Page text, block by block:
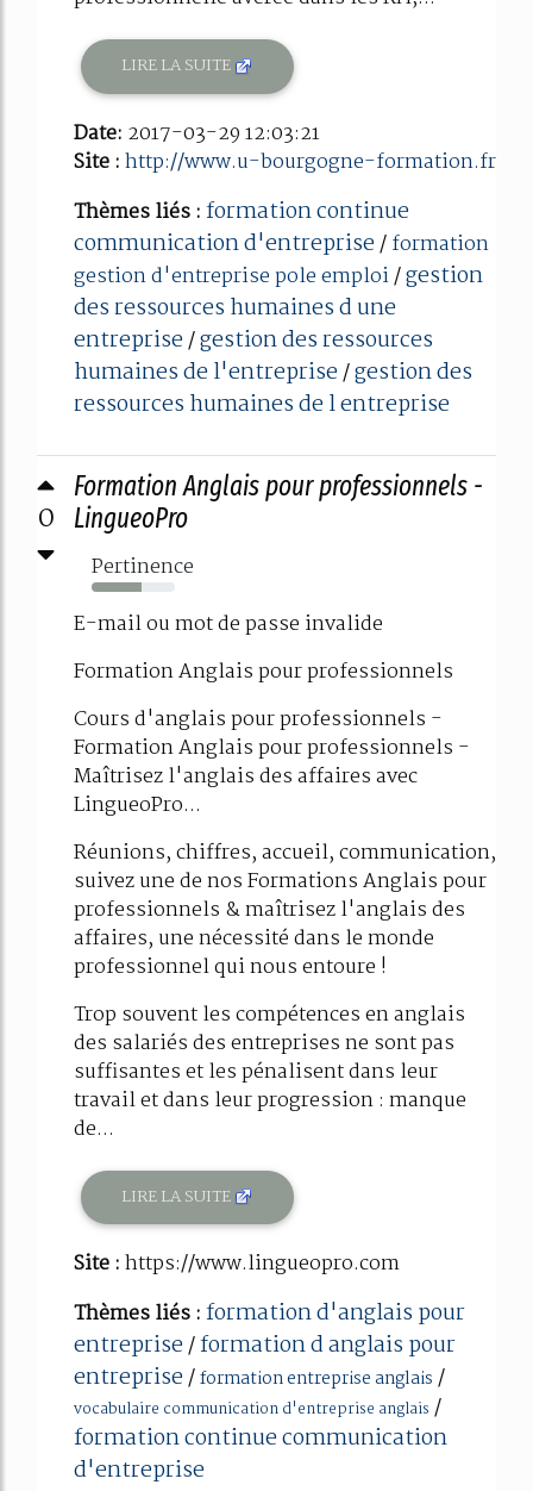
LIRE LA SUITE
Date: 2017-03-29 12:03:21
Site :http://www.u-bourgogne-formation.fr
Thèmes liés :formation continue
communication d'entreprise/formation
gestion d'entreprise pole emploi/gestion
des ressources humaines d une
entreprise/gestion des ressources
humaines de l'entreprise/gestion des
ressources humaines de l entreprise
0
Formation Anglais pour professionnels -
LingueoPro
Pertinence
60%
E-mail ou mot de passe invalide
Formation Anglais pour professionnels
Cours d'anglais pour professionnels -
Formation Anglais pour professionnels -
Maîtrisez l'anglais des affaires avec
LingueoPro...
Réunions, chiffres, accueil, communication,
suivez une de nos Formations Anglais pour
professionnels & maîtrisez l'anglais des
affaires, une nécessité dans le monde
professionnel qui nous entoure !
Trop souvent les compétences en anglais
des salariés des entreprises ne sont pas
suffisantes et les pénalisent dans leur
travail et dans leur progression : manque
de...
LIRE LA SUITE
Site :https://www.lingueopro.com
Thèmes liés :formation d'anglais pour
entreprise/formation d anglais pour
entreprise/formation entreprise anglais /
vocabulaire communication d'entreprise anglais /
formation continue communication
d'entreprise